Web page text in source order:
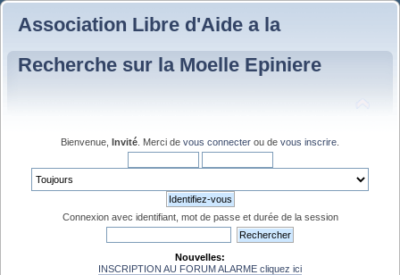
Association Libre d'Aide a la
Recherche sur la Moelle Epiniere
Bienvenue, Invité . Merci de vous connecter ou de vous inscrire
Connexion avec identifiant, mot de passe et durée de la session
Nouvelles:
INSCRIPTION AU FORUM ALARME cliquez ici